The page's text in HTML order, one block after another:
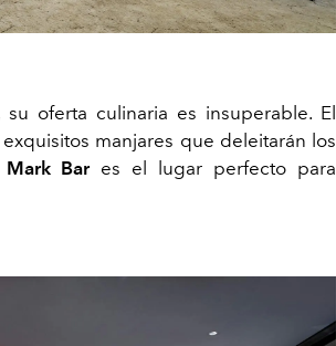
oferta culinaria es insuperable. El
manjares que deleitarán los
Mark Bares el lugar perfecto para